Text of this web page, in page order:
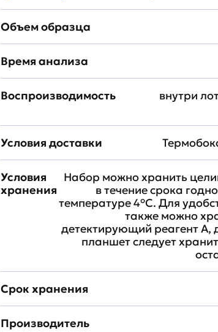
Объем образца
Время анализа
Воспроизводимость
внутри
Условия доставки
Условия
хранения
Набор можно хранить
в течение срока
температуре 4°C. Для
также можно
детектирующий реагент A,
планшет следует
Срок хранения
Производитель